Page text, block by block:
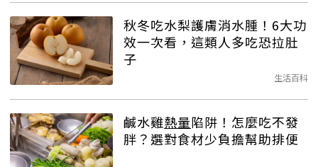
秋冬吃水梨護膚消水腫！6大功
效一次看，這類人多吃恐拉肚
子
生活百科
鹹水雞熱量陷阱！怎麼吃不發
胖？選對食材少負擔幫助排便